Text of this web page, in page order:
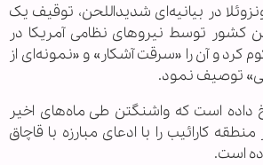
در بیانیه‌ای شدیداللحن، توقیف یک
کشور توسط نیروهای نظامی آمریکا در
کرد و آن را «سرقت آشکار» و «نمونه‌ای از
توصیف نمود.
داده است که واشنگتن طی ماه‌های اخیر
کارائیب را با ادعای مبارزه با قاچاق
است.